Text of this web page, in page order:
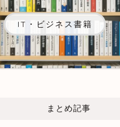
IT・ビジネス書籍
まとめ記事